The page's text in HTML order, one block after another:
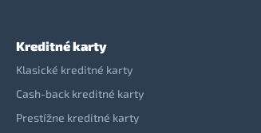
Kreditné karty
Klasické kreditné karty
Cash-back kreditné karty
Prestížne kreditné karty